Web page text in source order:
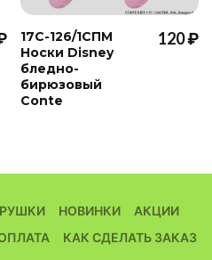
17С-126/1СПМ
Носки Disney
бледно-
бирюзовый
Conte
120 ₽
НОВИНКИ
АКЦИИ
КАК СДЕЛАТЬ ЗАКАЗ